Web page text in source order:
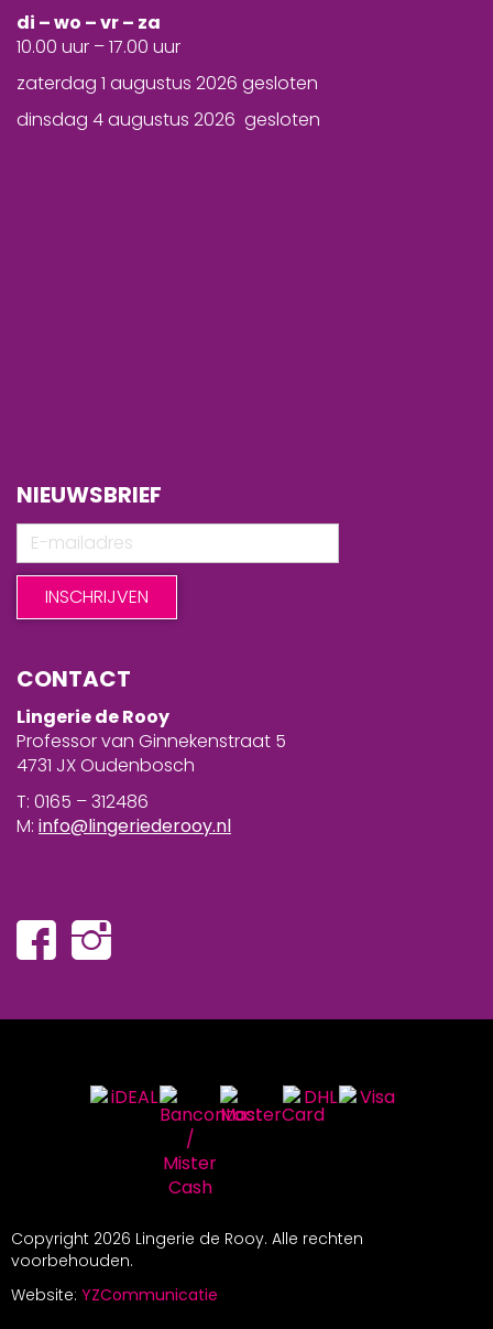
di – wo – vr – za
10.00 uur – 17.00 uur
zaterdag 1 augustus 2026 gesloten
dinsdag 4 augustus 2026 gesloten
NIEUWSBRIEF
CONTACT
Lingerie de Rooy
Professor van Ginnekenstraat 5
4731 JX Oudenbosch
T: 0165 – 312486
M: info@lingeriederooy.nl
Copyright 2026 Lingerie de Rooy. Alle rechten
voorbehouden.
Website: YZCommunicatie